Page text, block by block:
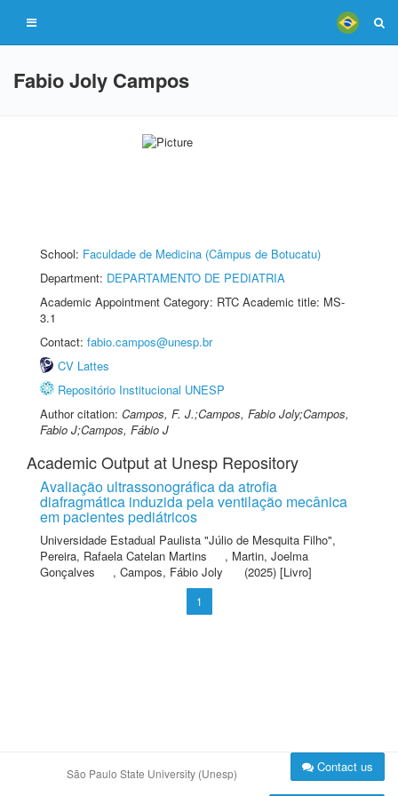
Fabio Joly Campos
School: Faculdade de Medicina (Câmpus de Botucatu)
Department: DEPARTAMENTO DE PEDIATRIA
Academic Appointment Category: RTC Academic title: MS-
3.1
Contact: fabio.campos@unesp.br
CV Lattes
Repositório Institucional UNESP
Author citation: Campos, F. J.;Campos, Fabio Joly;Campos,
Fabio J;Campos, Fábio J
Academic Output at Unesp Repository
Avaliação ultrassonográfica da atrofia
diafragmática induzida pela ventilação mecânica
em pacientes pediátricos
Universidade Estadual Paulista "Júlio de Mesquita Filho",
Pereira, Rafaela Catelan Martins
, Martin, Joelma
Gonçalves
, Campos, Fábio Joly (2025) [Livro]
1
São Paulo State University (Unesp) Contact us